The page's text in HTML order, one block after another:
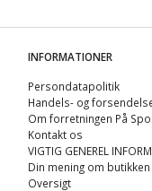
INFORMATIONER
Persondatapolitik
Handels- og
Om forretningen På
Kontakt os
VIGTIG GENEREL
Din mening om butikken
Oversigt